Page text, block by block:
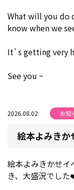
What will you do
know when we
It`s getting very
See you ~
2026.08.02 お知
絵本よみきか
絵本よみきかせイ
き、大盛況でし